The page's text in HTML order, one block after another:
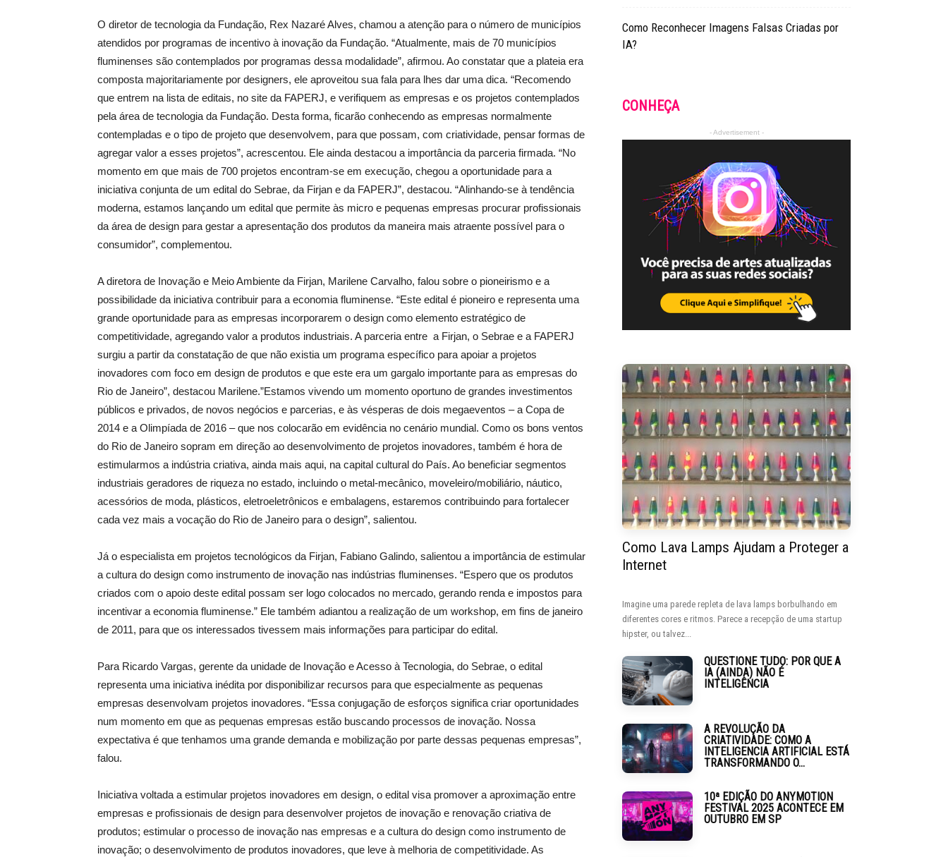
O diretor de tecnologia da Fundação, Rex Nazaré Alves, chamou a atenção para o número de municípios
atendidos por programas de incentivo à inovação da Fundação. “Atualmente, mais de 70 municípios
fluminenses são contemplados por programas dessa modalidade”, afirmou. Ao constatar que a plateia era
composta majoritariamente por designers, ele aproveitou sua fala para lhes dar uma dica. “Recomendo
que entrem na lista de editais, no site da FAPERJ, e verifiquem as empresas e os projetos contemplados
pela área de tecnologia da Fundação. Desta forma, ficarão conhecendo as empresas normalmente
contempladas e o tipo de projeto que desenvolvem, para que possam, com criatividade, pensar formas de
agregar valor a esses projetos”, acrescentou. Ele ainda destacou a importância da parceria firmada. “No
momento em que mais de 700 projetos encontram-se em execução, chegou a oportunidade para a
iniciativa conjunta de um edital do Sebrae, da Firjan e da FAPERJ”, destacou. “Alinhando-se à tendência
moderna, estamos lançando um edital que permite às micro e pequenas empresas procurar profissionais
da área de design para gestar a apresentação dos produtos da maneira mais atraente possível para o
consumidor”, complementou.
A diretora de Inovação e Meio Ambiente da Firjan, Marilene Carvalho, falou sobre o pioneirismo e a
possibilidade da iniciativa contribuir para a economia fluminense. “Este edital é pioneiro e representa uma
grande oportunidade para as empresas incorporarem o design como elemento estratégico de
competitividade, agregando valor a produtos industriais. A parceria entre a Firjan, o Sebrae e a FAPERJ
surgiu a partir da constatação de que não existia um programa específico para apoiar a projetos
inovadores com foco em design de produtos e que este era um gargalo importante para as empresas do
Rio de Janeiro”, destacou Marilene.”Estamos vivendo um momento oportuno de grandes investimentos
públicos e privados, de novos negócios e parcerias, e às vésperas de dois megaeventos – a Copa de
2014 e a Olimpíada de 2016 – que nos colocarão em evidência no cenário mundial. Como os bons ventos
do Rio de Janeiro sopram em direção ao desenvolvimento de projetos inovadores, também é hora de
estimularmos a indústria criativa, ainda mais aqui, na capital cultural do País. Ao beneficiar segmentos
industriais geradores de riqueza no estado, incluindo o metal-mecânico, moveleiro/mobiliário, náutico,
acessórios de moda, plásticos, eletroeletrônicos e embalagens, estaremos contribuindo para fortalecer
cada vez mais a vocação do Rio de Janeiro para o design”, salientou.
Já o especialista em projetos tecnológicos da Firjan, Fabiano Galindo, salientou a importância de estimular
a cultura do design como instrumento de inovação nas indústrias fluminenses. “Espero que os produtos
criados com o apoio deste edital possam ser logo colocados no mercado, gerando renda e impostos para
incentivar a economia fluminense.” Ele também adiantou a realização de um workshop, em fins de janeiro
de 2011, para que os interessados tivessem mais informações para participar do edital.
Para Ricardo Vargas, gerente da unidade de Inovação e Acesso à Tecnologia, do Sebrae, o edital
representa uma iniciativa inédita por disponibilizar recursos para que especialmente as pequenas
empresas desenvolvam projetos inovadores. “Essa conjugação de esforços significa criar oportunidades
num momento em que as pequenas empresas estão buscando processos de inovação. Nossa
expectativa é que tenhamos uma grande demanda e mobilização por parte dessas pequenas empresas”,
falou.
Iniciativa voltada a estimular projetos inovadores em design, o edital visa promover a aproximação entre
empresas e profissionais de design para desenvolver projetos de inovação e renovação criativa de
produtos; estimular o processo de inovação nas empresas e a cultura do design como instrumento de
inovação; o desenvolvimento de produtos inovadores, que leve à melhoria de competitividade. As
Como Reconhecer Imagens Falsas Criadas por
IA?
CONHEÇA
- Advertisement -
Como Lava Lamps Ajudam a Proteger a
Internet
Imagine uma parede repleta de lava lamps borbulhando em
diferentes cores e ritmos. Parece a recepção de uma startup
hipster, ou talvez...
QUESTIONE TUDO: POR QUE A
IA (AINDA) NÃO É
INTELIGÊNCIA
A REVOLUÇÃO DA
CRIATIVIDADE: COMO A
INTELIGENCIA ARTIFICIAL ESTÁ
TRANSFORMANDO O...
10ª EDIÇÃO DO ANYMOTION
FESTIVAL 2025 ACONTECE EM
OUTUBRO EM SP